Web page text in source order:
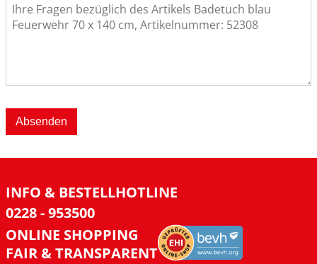
Absenden
INFO & BESTELLHOTLINE
0228 - 953500
ONLINE SHOPPING
FAIR & TRANSPARENT